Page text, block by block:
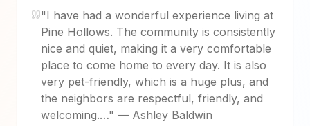
"I have had a wonderful experience living at
Pine Hollows. The community is consistently
nice and quiet, making it a very comfortable
place to come home to every day. It is also
very pet-friendly, which is a huge plus, and
the neighbors are respectful, friendly, and
welcoming.…" — Ashley Baldwin